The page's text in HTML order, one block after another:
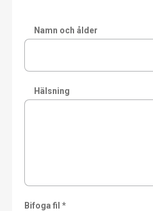
Namn och ålder
Hälsning
Bifoga fil *